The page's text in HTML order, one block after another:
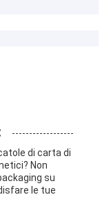
di carta di
Non
su
le tue